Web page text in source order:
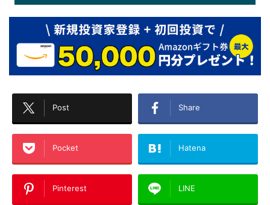
Post Share
Pocket Hatena
Pinterest LINE